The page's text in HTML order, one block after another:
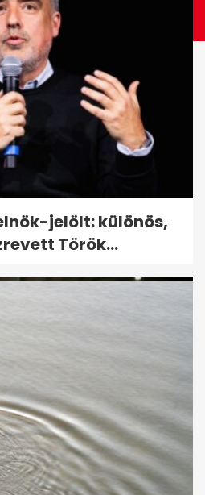
a délutáni alvást?" -
kérdéseire...
jelölt: különös,
Török...